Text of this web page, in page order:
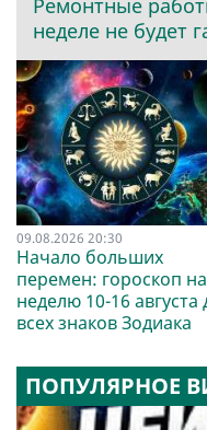
Ремонтные
неделе не будет
09.08.2026 20:30
Начало больших
перемен: гороскоп на
неделю 10-16 августа
всех знаков Зодиака
ПОПУЛЯРНОЕ